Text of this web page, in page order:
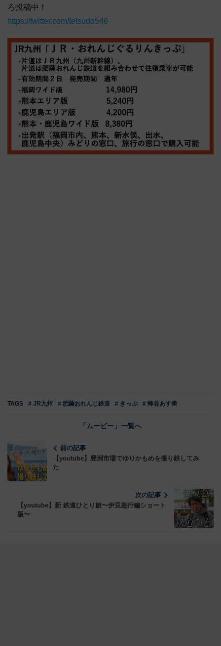
ろ投稿中！
https://twitter.com/tetsudo546
TAGS # JR九州 # 肥薩おれんじ鉄道 # きっぷ # 蜂谷あす美
「ムービー」一覧へ
前の記事
【youtube】豊洲市場でゆりかもめを撮り鉄してみ
た
次の記事
【youtube】新 鉄道ひとり旅〜伊豆急行編ショート
版〜